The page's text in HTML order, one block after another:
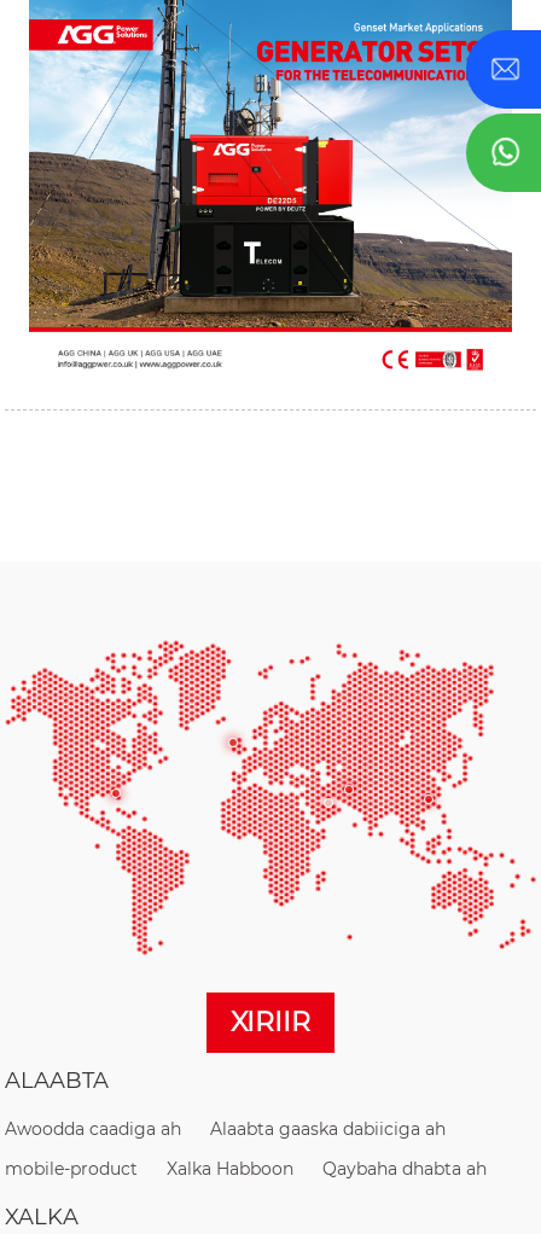
XIRIIR
ALAABTA
Awoodda caadiga ah
Alaabta gaaska dabiiciga ah
mobile-product
Xalka Habboon Qaybaha dhabta ah
XALKA